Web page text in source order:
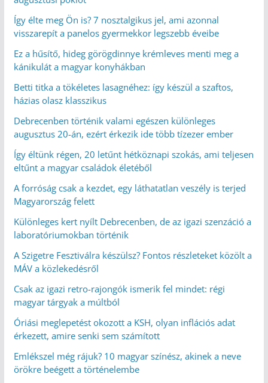
Így élte meg Ön is? 7 nosztalgikus jel, ami azonnal
visszarepít a panelos gyermekkor legszebb éveibe
Ez a hűsítő, hideg görögdinnye krémleves menti meg a
kánikulát a magyar konyhákban
Betti titka a tökéletes lasagnéhez: így készül a szaftos,
házias olasz klasszikus
Debrecenben történik valami egészen különleges
augusztus 20-án, ezért érkezik ide több tízezer ember
Így éltünk régen, 20 letűnt hétköznapi szokás, ami teljesen
eltűnt a magyar családok életéből
A forróság csak a kezdet, egy láthatatlan veszély is terjed
Magyarország felett
Különleges kert nyílt Debrecenben, de az igazi szenzáció a
laboratóriumokban történik
A Szigetre Fesztiválra készülsz? Fontos részleteket közölt a
MÁV a közlekedésről
Csak az igazi retro-rajongók ismerik fel mindet: régi
magyar tárgyak a múltból
Óriási meglepetést okozott a KSH, olyan inflációs adat
érkezett, amire senki sem számított
Emlékszel még rájuk? 10 magyar színész, akinek a neve
örökre beégett a történelembe